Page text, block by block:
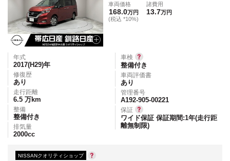
車両価格
168.0万円
(税込 *10%)
諸費用
13.7万円
年式
2017(H29)年
修復歴
あり
走行距離
6.5 万km
整備
整備付き
排気量
2000cc
車検
整備付き
車両評価書
あり
管理番号
A192-905-00221
保証
ワイド保証 保証期間:1年(走行距
離無制限)
NISSANクオリティショップ